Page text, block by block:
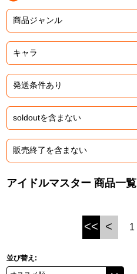
ナムコクラシック
ガンダムシリーズ
ドラゴンボール
ラブライブ！シリーズ
ラブライブ！
ラブライブ！サンシャイン‼
アイドリッシュセブン
アイドルマスター 商品一覧
<< < 1
並び替え: